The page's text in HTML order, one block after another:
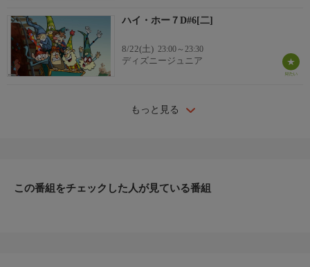
ハイ・ホー７D#6[二]
8/22(土) 23:00～23:30
ディズニージュニア
もっと見る
この番組をチェックした人が見ている番組